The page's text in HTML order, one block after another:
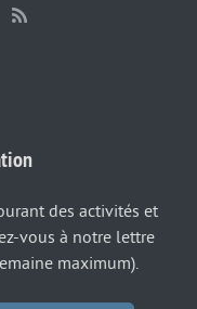
des activités et
vous à notre lettre
maximum).